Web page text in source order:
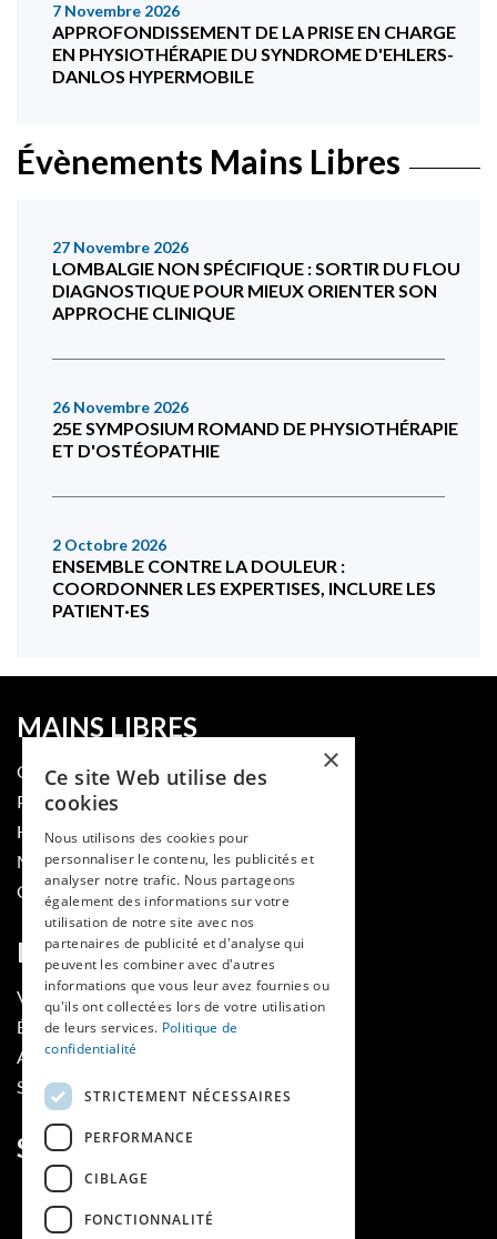
7 Novembre 2026
APPROFONDISSEMENT DE LA PRISE EN CHARGE
EN PHYSIOTHÉRAPIE DU SYNDROME D'EHLERS-
DANLOS HYPERMOBILE
Évènements Mains Libres
27 Novembre 2026
LOMBALGIE NON SPÉCIFIQUE : SORTIR DU FLOU
DIAGNOSTIQUE POUR MIEUX ORIENTER SON
APPROCHE CLINIQUE
26 Novembre 2026
25E SYMPOSIUM ROMAND DE PHYSIOTHÉRAPIE
ET D'OSTÉOPATHIE
2 Octobre 2026
ENSEMBLE CONTRE LA DOULEUR :
COORDONNER LES EXPERTISES, INCLURE LES
PATIENT·ES
MAINS LIBRES
QUI SOMMES-NOUS
PUBLIER DANS LA REVUE
HES-SO
MÉDECINE ET HYGIÈNE
CONTACT
RUBRIQUES
VOIR LES NUMÉROS
ÉVÈNEMENTS MAINS LIBRES
AGENDA
SOUTIENS
SUIVEZ-NOUS
×
Ce site Web utilise des
cookies
Nous utilisons des cookies pour
personnaliser le contenu, les publicités et
analyser notre trafic. Nous partageons
également des informations sur votre
utilisation de notre site avec nos
partenaires de publicité et d'analyse qui
peuvent les combiner avec d'autres
informations que vous leur avez fournies ou
qu'ils ont collectées lors de votre utilisation
de leurs services. Politique de
confidentialité
STRICTEMENT NÉCESSAIRES
PERFORMANCE
CIBLAGE
FONCTIONNALITÉ